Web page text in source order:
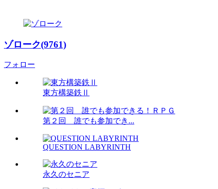
ゾローク(9761)
フォロー
東方構築鉄Ⅱ
第２回 誰でも参加でき...
QUESTION LABYRINTH
永久のセニア